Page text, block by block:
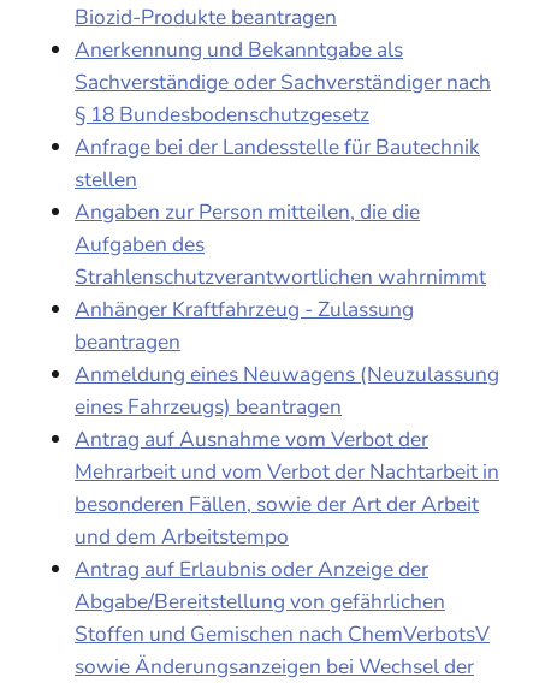
Biozid-Produkte beantragen
Anerkennung und Bekanntgabe als
Sachverständige oder Sachverständiger nach
§ 18 Bundesbodenschutzgesetz
Anfrage bei der Landesstelle für Bautechnik
stellen
Angaben zur Person mitteilen, die die
Aufgaben des
Strahlenschutzverantwortlichen wahrnimmt
Anhänger Kraftfahrzeug - Zulassung
beantragen
Anmeldung eines Neuwagens (Neuzulassung
eines Fahrzeugs) beantragen
Antrag auf Ausnahme vom Verbot der
Mehrarbeit und vom Verbot der Nachtarbeit in
besonderen Fällen, sowie der Art der Arbeit
und dem Arbeitstempo
Antrag auf Erlaubnis oder Anzeige der
Abgabe/Bereitstellung von gefährlichen
Stoffen und Gemischen nach ChemVerbotsV
sowie Änderungsanzeigen bei Wechsel der